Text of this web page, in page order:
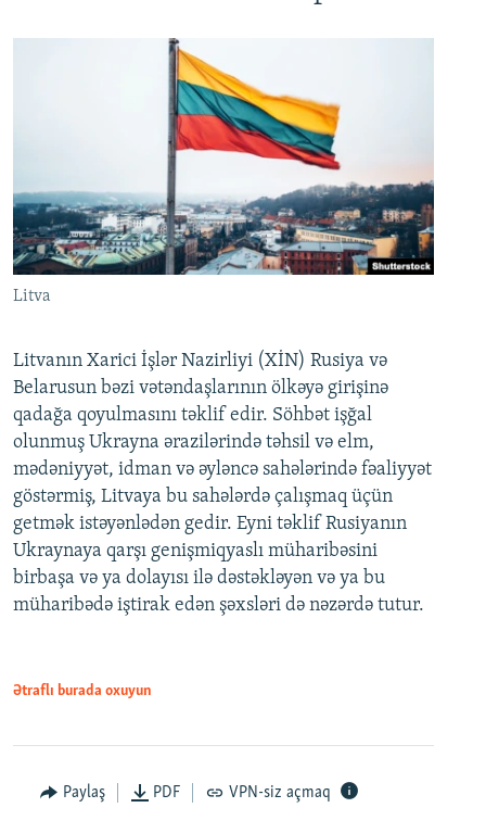
Litva
Litvanın Xarici İşlər Nazirliyi (XİN) Rusiya və
Belarusun bəzi vətəndaşlarının ölkəyə girişinə
qadağa qoyulmasını təklif edir. Söhbət işğal
olunmuş Ukrayna ərazilərində təhsil və elm,
mədəniyyət, idman və əyləncə sahələrində fəaliyyət
göstərmiş, Litvaya bu sahələrdə çalışmaq üçün
getmək istəyənlədən gedir. Eyni təklif Rusiyanın
Ukraynaya qarşı genişmiqyaslı müharibəsini
birbaşa və ya dolayısı ilə dəstəkləyən və ya bu
müharibədə iştirak edən şəxsləri də nəzərdə tutur.
Ətraflı burada oxuyun
Paylaş PDF VPN-siz açmaq